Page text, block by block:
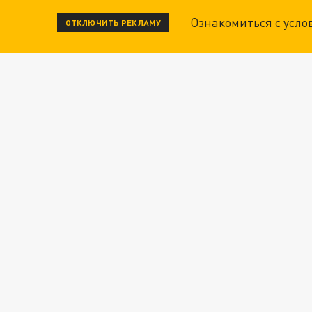
ОТКЛЮЧИТЬ РЕКЛАМУ Ознакомиться с